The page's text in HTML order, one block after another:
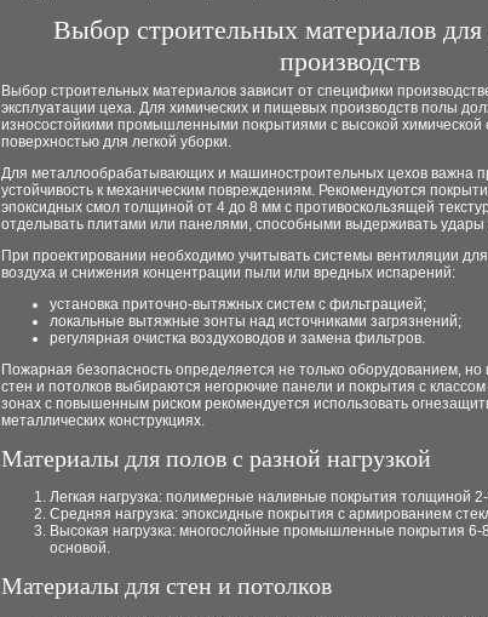
Выбор строительных материалов
производств
Выбор строительных материалов зависит от специфики
эксплуатации цеха. Для химических и пищевых производств полы
износостойкими промышленными покрытиями с высокой химической
поверхностью для легкой уборки.
Для металлообрабатывающих и машиностроительных цехов важна
устойчивость к механическим повреждениям. Рекомендуются
эпоксидных смол толщиной от 4 до 8 мм с противоскользящей
отделывать плитами или панелями, способными выдерживать удары
При проектировании необходимо учитывать системы вентиляции
воздуха и снижения концентрации пыли или вредных испарений:
установка приточно-вытяжных систем с фильтрацией;
локальные вытяжные зонты над источниками загрязнений;
регулярная очистка воздуховодов и замена фильтров.
Пожарная безопасность определяется не только оборудованием,
стен и потолков выбираются негорючие панели и покрытия с
зонах с повышенным риском рекомендуется использовать
металлических конструкциях.
Материалы для полов с разной нагрузкой
Легкая нагрузка: полимерные наливные покрытия толщиной
Средняя нагрузка: эпоксидные покрытия с армированием
Высокая нагрузка: многослойные промышленные покрытия 6-
основой.
Материалы для стен и потолков